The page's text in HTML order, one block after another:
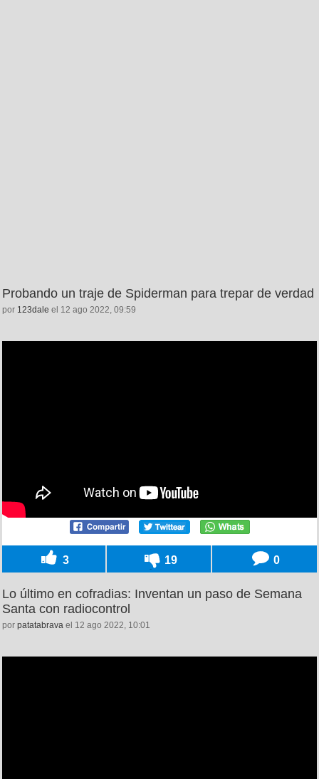
Probando un traje de Spiderman para trepar de verdad
por 123dale el 12 ago 2022, 09:59
3 19 0
Lo último en cofradias: Inventan un paso de Semana
Santa con radiocontrol
por patatabrava el 12 ago 2022, 10:01